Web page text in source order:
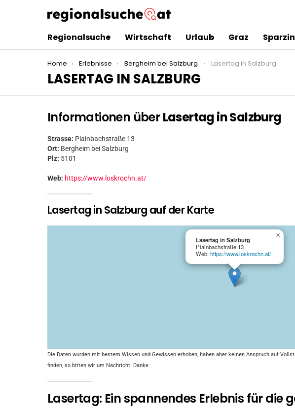
Regionalsuche Wirtschaft Urlaub Graz
You are here:
Home Erlebnisse Bergheim bei Salzburg Lasertag in Salzburg
LASERTAG IN SALZBURG
Informationen überLasertag in Salzburg
Strasse: Plainbachstraße 13
Ort: Bergheim bei Salzburg
Plz: 5101
Web: https://www.loskrochn.at/
Lasertag in Salzburg auf der Karte
Lasertag in Salzburg
Plainbachstraße 13
Web:https://www.loskrochn.at/
×
Die Daten wurden mit bestem Wissen und Gewissen erhoben, haben aber keinen Anspruch auf
finden, so bitten wir um Nachricht. Danke
Lasertag: Ein spannendes Erlebnis für die